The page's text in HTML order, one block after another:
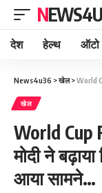
देश हेल्थ ऑटो
News4u36 >खेल>World
खेल
World Cup
मोदी ने
आया सामने…